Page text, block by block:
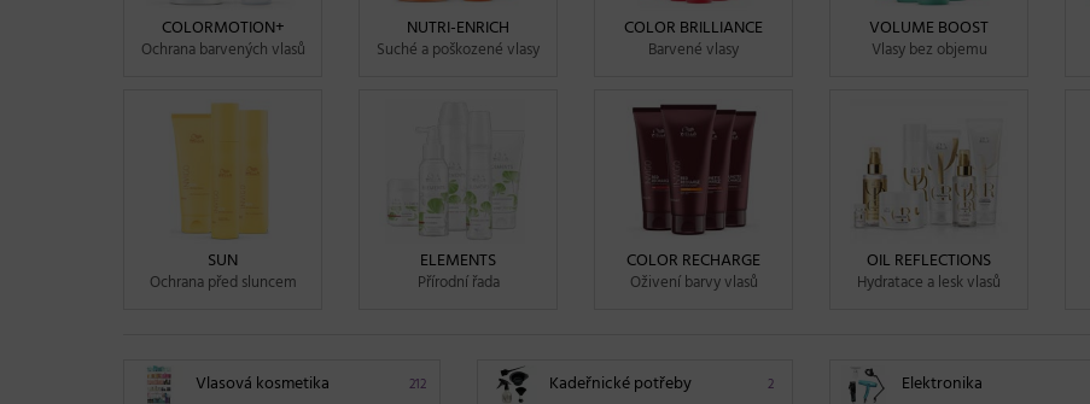
COLORMOTION+
Ochrana barvených vlasů
NUTRI-ENRICH
Suché a poškozené vlasy
COLOR BRILLIANCE
Barvené vlasy
VOLUME BOOST
Vlasy bez objemu
SUN
Ochrana před sluncem
ELEMENTS
Přírodní řada
COLOR RECHARGE
Oživení barvy vlasů
OIL REFLECTIONS
Hydratace a lesk vlasů
212
Vlasová kosmetika 2
Kadeřnické potřeby Elektronika